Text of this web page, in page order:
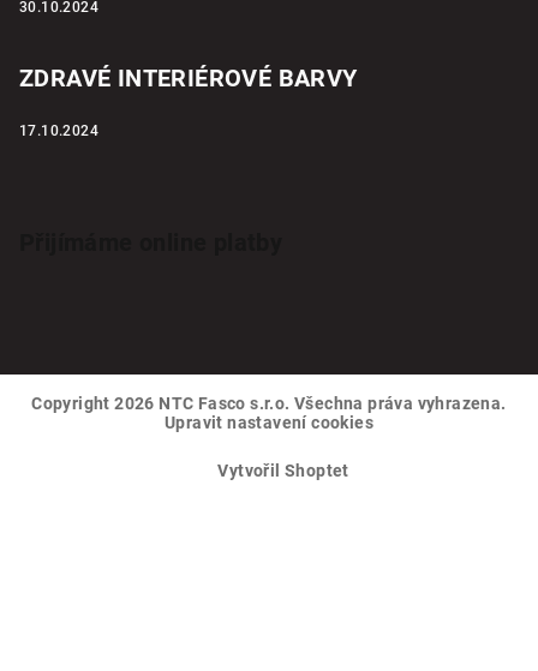
30.10.2024
ZDRAVÉ INTERIÉROVÉ BARVY
17.10.2024
Copyright 2026 NTC Fasco s.r.o. Všechna práva vyhrazena.
Upravit nastavení cookies
Vytvořil Shoptet